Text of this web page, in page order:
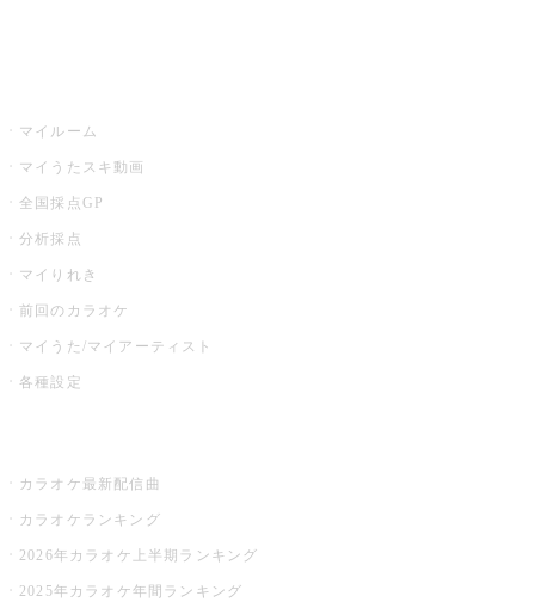
マイルーム
マイうたスキ動画
全国採点GP
分析採点
マイりれき
前回のカラオケ
マイうた/マイアーティスト
各種設定
カラオケ最新配信曲
カラオケランキング
2026年カラオケ上半期ランキング
2025年カラオケ年間ランキング